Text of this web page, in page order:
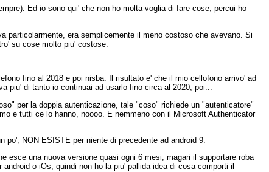
Ed io sono qui' che non ho molta voglia di fare cose, percui ho
particolarmente, era semplicemente il meno costoso che avevano. Si
su cose molto piu' costose.
fino al 2018 e poi nisba. Il risultato e' che il mio cellofono arrivo' ad
piu' di tanto io continuai ad usarlo fino circa al 2020, poi...
per la doppia autenticazione, tale "coso" richiede un "autenticatore"
e tutti ce lo hanno, noooo. E nemmeno con il Microsoft Authenticator
NON ESISTE per niente di precedente ad android 9.
esce una nuova versione quasi ogni 6 mesi, magari il supportare roba
o iOs, quindi non ho la piu' pallida idea di cosa comporti il